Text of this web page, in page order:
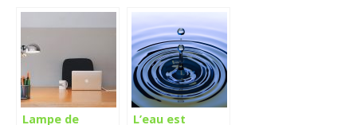
Lampe de L’eau est